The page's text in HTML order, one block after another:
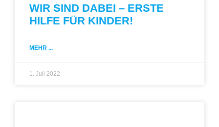
WIR SIND DABEI – ERSTE
HILFE FÜR KINDER!
MEHR ...
1. Juli 2022